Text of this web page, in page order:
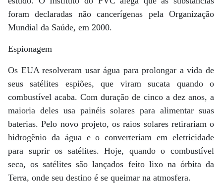
foram declaradas não cancerígenas pela Organização
Mundial da Saúde, em 2000.
Espionagem
Os EUA resolveram usar água para prolongar a vida de
seus satélites espiões, que viram sucata quando o
combustível acaba. Com duração de cinco a dez anos, a
maioria deles usa painéis solares para alimentar suas
baterias. Pelo novo projeto, os raios solares retirariam o
hidrogênio da água e o converteriam em eletricidade
para suprir os satélites. Hoje, quando o combustível
seca, os satélites são lançados feito lixo na órbita da
Terra, onde seu destino é se queimar na atmosfera.